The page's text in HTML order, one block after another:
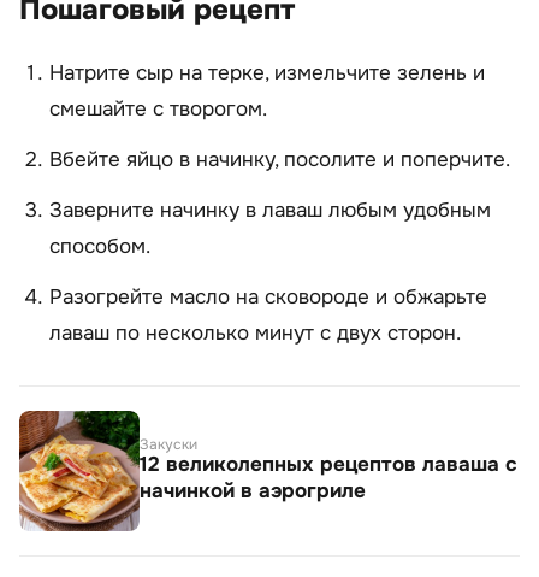
Пошаговый рецепт
Натрите сыр на терке, измельчите зелень и
смешайте с творогом.
Вбейте яйцо в начинку, посолите и поперчите.
Заверните начинку в лаваш любым удобным
способом.
Разогрейте масло на сковороде и обжарьте
лаваш по несколько минут с двух сторон.
Закуски
12 великолепных рецептов лаваша с
начинкой в аэрогриле